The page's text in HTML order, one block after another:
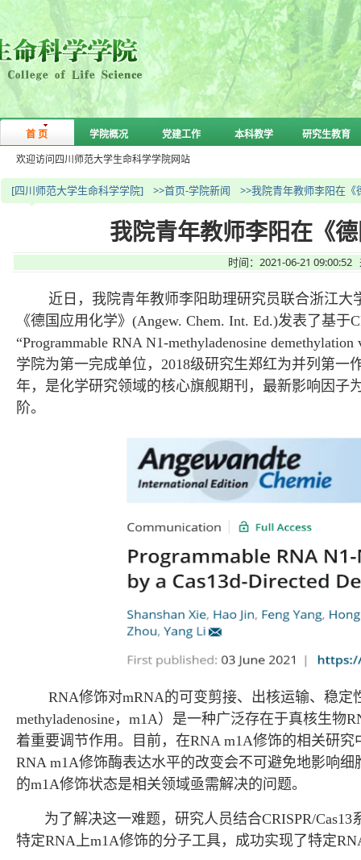
首 页 学院概况 党建工作 本科教学 研究生教育
欢迎访问四川师范大学生命科学学院网站
[四川师范大学生命科学学院] >>首页-学院新闻 >>我院青年教师李阳在
我院青年教师李阳在《
时间：2021-06-21
近日，我院青年教师李阳助理研究员联合浙江大
《德国应用化学》(Angew. Chem. Int. Ed.)发表了基
“Programmable RNA N1-methyladenosine
学院为第一完成单位，2018级研究生郑红为并列第
年，是化学研究领域的核心旗舰期刊，最新影响因子
阶。
RNA修饰对mRNA的可变剪接、出核运输、稳定
methyladenosine，m1A）是一种广泛存在于真核生
着重要调节作用。目前，在RNA m1A修饰的相关研
RNA m1A修饰酶表达水平的改变会不可避免地影响
的m1A修饰状态是相关领域亟需解决的问题。
为了解决这一难题，研究人员结合CRISPR/Cas13
特定RNA上m1A修饰的分子工具，成功实现了特定